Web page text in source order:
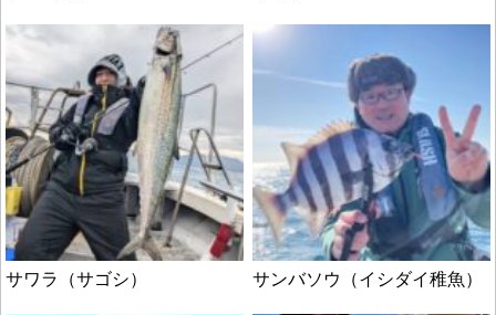
サワラ（サゴシ） サンバソウ（イシダイ稚魚）